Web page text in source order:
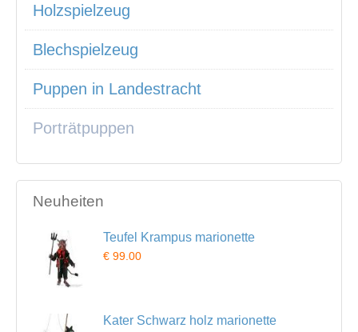
Holzspielzeug
Blechspielzeug
Puppen in Landestracht
Porträtpuppen
Neuheiten
Teufel Krampus marionette
€ 99.00
Kater Schwarz holz marionette